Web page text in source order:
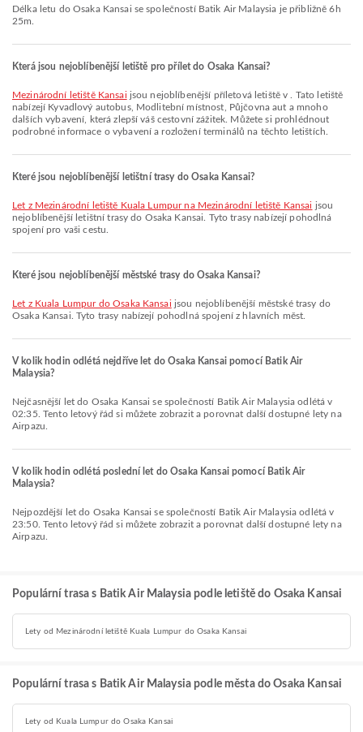
Délka letu do Osaka Kansai se společností Batik Air Malaysia je přibližně 6h
25m.
Která jsou nejoblíbenější letiště pro přílet do Osaka Kansai?
Mezinárodní letiště Kansai jsou nejoblíbenější příletová letiště v . Tato letiště
nabízejí Kyvadlový autobus, Modlitební místnost, Půjčovna aut a mnoho
dalších vybavení, která zlepší váš cestovní zážitek. Můžete si prohlédnout
podrobné informace o vybavení a rozložení terminálů na těchto letištích.
Které jsou nejoblíbenější letištní trasy do Osaka Kansai?
let z Mezinárodní letiště Kuala Lumpur na Mezinárodní letiště Kansai jsou
nejoblíbenější letištní trasy do Osaka Kansai. Tyto trasy nabízejí pohodlná
spojení pro vaši cestu.
Které jsou nejoblíbenější městské trasy do Osaka Kansai?
let z Kuala Lumpur do Osaka Kansai jsou nejoblíbenější městské trasy do
Osaka Kansai. Tyto trasy nabízejí pohodlná spojení z hlavních měst.
V kolik hodin odlétá nejdříve let do Osaka Kansai pomocí Batik Air
Malaysia?
Nejčasnější let do Osaka Kansai se společností Batik Air Malaysia odlétá v
02:35. Tento letový řád si můžete zobrazit a porovnat další dostupné lety na
Airpazu.
V kolik hodin odlétá poslední let do Osaka Kansai pomocí Batik Air
Malaysia?
Nejpozdější let do Osaka Kansai se společností Batik Air Malaysia odlétá v
23:50. Tento letový řád si můžete zobrazit a porovnat další dostupné lety na
Airpazu.
Populární trasa s Batik Air Malaysia podle letiště do Osaka Kansai
Lety od Mezinárodní letiště Kuala Lumpur do Osaka Kansai
Populární trasa s Batik Air Malaysia podle města do Osaka Kansai
Lety od Kuala Lumpur do Osaka Kansai